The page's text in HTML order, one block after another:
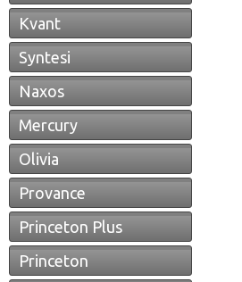
Kvant
Syntesi
Naxos
Mercury
Olivia
Provance
Princeton Plus
Princeton